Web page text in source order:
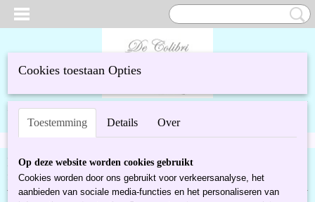
Inloggen Registreren
UW WINKELWAGEN
Home>Glas & kristal >Murano glas
fruit
Cookies toestaan Opties
Toestemming Details Over
Op deze website worden cookies gebruikt
Cookies worden door ons gebruikt voor verkeersanalyse, het
aanbieden van sociale media-functies en het personaliseren van